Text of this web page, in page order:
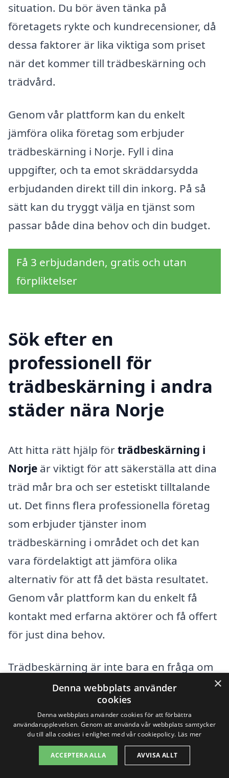
situation. Du bör även tänka på
företagets rykte och kundrecensioner, då
dessa faktorer är lika viktiga som priset
när det kommer till trädbeskärning och
trädvård.
Genom vår plattform kan du enkelt
jämföra olika företag som erbjuder
trädbeskärning i Norje. Fyll i dina
uppgifter, och ta emot skräddarsydda
erbjudanden direkt till din inkorg. På så
sätt kan du tryggt välja en tjänst som
passar både dina behov och din budget.
Få 3 erbjudanden, gratis och utan
förpliktelser
Sök efter en
professionell för
trädbeskärning i andra
städer nära Norje
Att hitta rätt hjälp förträdbeskärning i
Norje är viktigt för att säkerställa att dina
träd mår bra och ser estetiskt tilltalande
ut. Det finns flera professionella företag
som erbjuder tjänster inom
trädbeskärning i området och det kan
vara fördelaktigt att jämföra olika
alternativ för att få det bästa resultatet.
Genom vår plattform kan du enkelt få
kontakt med erfarna aktörer och få offert
för just dina behov.
Trädbeskärning är inte bara en fråga om
att klippa grenar. Det handlar om att
förstå trädet som en levande organism.
Professionella arborister hjälper till med:
Förbättring av träds hälsa och tillväxt.
×
Denna webbplats använder
cookies
Denna webbplats använder cookies för att förbättra
användarupplevelsen. Genom att använda vår webbplats samtycker
du till alla cookies i enlighet med vår cookiepolicy. Läs mer
ACCEPTERA ALLA AVVISA ALLT